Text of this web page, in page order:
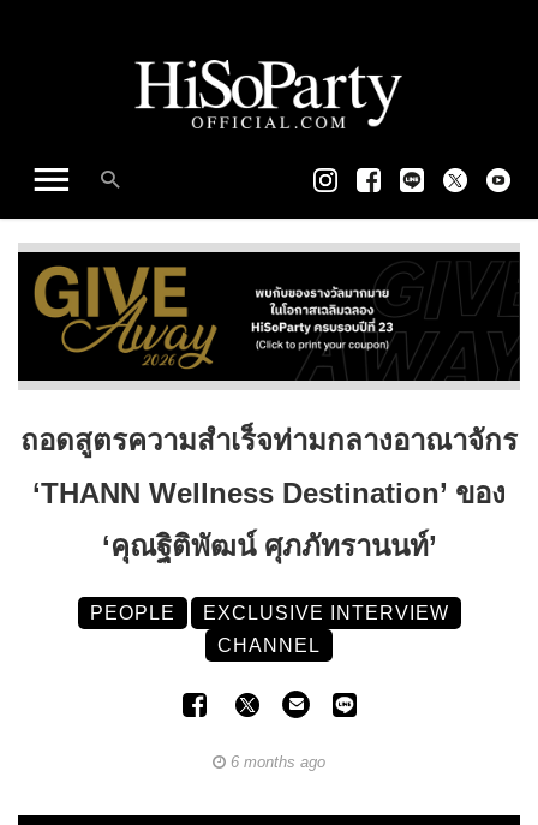
ถอดสูตรความสำเร็จท่ามกลางอาณาจักร
‘THANN Wellness Destination’ ของ
‘คุณฐิติพัฒน์ ศุภภัทรานนท์’
PEOPLE
EXCLUSIVE INTERVIEW
CHANNEL
6 months ago